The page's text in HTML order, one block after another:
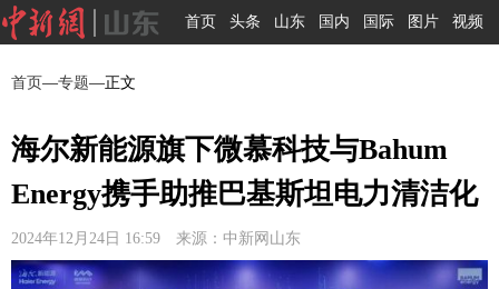
首页 头条 山东 国内 国际 图片 视频
首页—专题—正文
海尔新能源旗下微慕科技与Bahum
Energy携手助推巴基斯坦电力清洁化
2024年12月24日 16:59 来源：中新网山东